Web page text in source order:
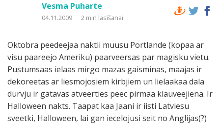
Vesma Puharte
04.11.2009 2 min lasīšanai
Oktobra peedeejaa naktii muusu Portlande (kopaa ar
visu paareejo Ameriku) paarveersas par magisku vietu.
Pustumsaas ielaas mirgo mazas gaisminas, maajas ir
dekoreetas ar liesmojosiem kirbjiem un lielaakaa dala
durvju ir gatavas atveerties peec pirmaa klauveejiena. Ir
Halloween nakts. Taapat kaa Jaani ir iisti Latviesu
sveetki, Halloween, lai gan iecelojusi seit no Anglijas(?)